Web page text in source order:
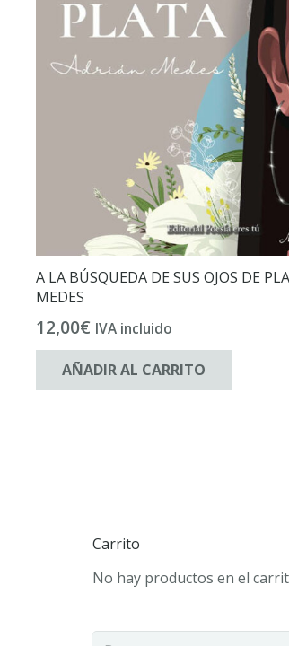
A LA BÚSQUEDA DE SUS OJOS DE
MEDES
12,00€ IVA incluido
AÑADIR AL CARRITO
Carrito
No hay productos en el
Buscar: